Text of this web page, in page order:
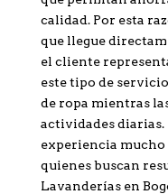
calidad. Por esta
que llegue
el cliente
este tipo de
de ropa mientras
actividades
experiencia mucho
quienes buscan
Lavanderías en